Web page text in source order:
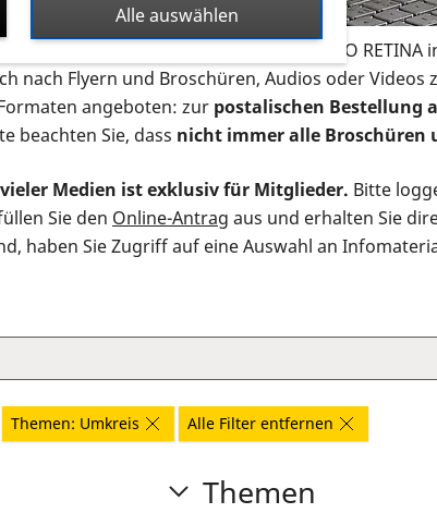
finden Sie sämtliches Infomaterial der PRO
nach Flyern und Broschüren, Audios oder
angeboten: zur postalischen Bestellung
beachten Sie, dass nicht immer alle Broschüren
Medien ist exklusiv für Mitglieder. Bitte
Sie den Online-Antrag aus und erhalten Sie
haben Sie Zugriff auf eine Auswahl an
Themen: Umkreis Alle Filter entfernen
Themen
Alle auswählen